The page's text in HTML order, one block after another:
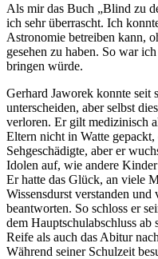
Als mir das Buch „Blind zu
ich sehr überrascht. Ich
Astronomie betreiben kann,
gesehen zu haben. So war
bringen würde.
Gerhard Jaworek konnte seit
unterscheiden, aber selbst
verloren. Er gilt medizinisch
Eltern nicht in Watte
Sehgeschädigte, aber er
Idolen auf, wie andere
Er hatte das Glück, an viele
Wissensdurst verstanden und
beantworten. So schloss er
dem Hauptschulabschluss
Reife als auch das Abitur
Während seiner Schulzeit